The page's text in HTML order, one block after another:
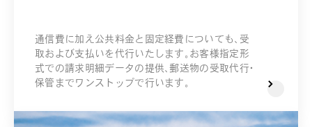
通信費に加え公共料金と固定経費についても、受
取および支払いを代行いたします。お客様指定形
式での請求明細データの提供、郵送物の受取代行・
保管までワンストップで行います。